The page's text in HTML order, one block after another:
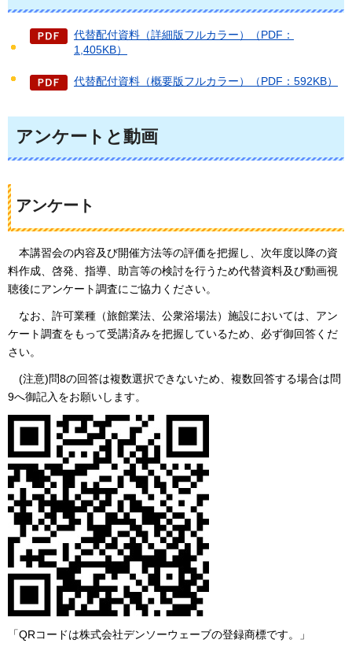
代替配付資料（詳細版フルカラー）（PDF：
1,405KB）
代替配付資料（概要版フルカラー）（PDF：592KB）
アンケートと動画
アンケート
本講習会の内容及び開催方法等の評価を把握し、次年度以降の資
料作成、啓発、指導、助言等の検討を行うため代替資料及び動画視
聴後にアンケート調査にご協力ください。
なお、許可業種（旅館業法、公衆浴場法）施設においては、アン
ケート調査をもって受講済みを把握しているため、必ず御回答くだ
さい。
(注意)問8の回答は複数選択できないため、複数回答する場合は問
9へ御記入をお願いします。
「QRコードは株式会社デンソーウェーブの登録商標です。」